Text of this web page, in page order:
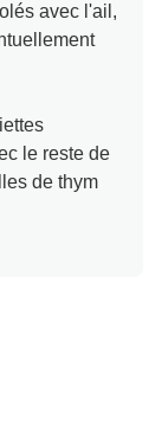
avec l'ail,
le reste de
de thym